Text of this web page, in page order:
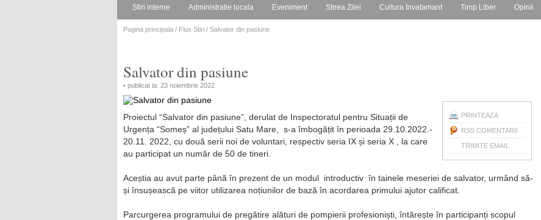
Stiri interne Administratie locala Eveniment Stirea Zilei Cultura Invatamant Timp Liber Opinii
Pagina principala / Flux Stiri / Salvator din pasiune
Salvator din pasiune
• publicat la: 23 noiembrie 2022
PRINTEAZA
RSS COMENTARII
TRIMITE EMAIL
Proiectul “Salvator din pasiune”, derulat de Inspectoratul pentru Situații de
Urgența “Someș” al județului Satu Mare, s-a îmbogățit în perioada 29.10.2022.-
20.11. 2022, cu două serii noi de voluntari, respectiv seria IX și seria X , la care
au participat un număr de 50 de tineri.
Aceștia au avut parte până în prezent de un modul introductiv în tainele meseriei de salvator, urmând să-
și însușească pe viitor utilizarea noțiunilor de bază în acordarea primului ajutor calificat.
Parcurgerea programului de pregătire alături de pompierii profesioniști, întărește în participanți scopul